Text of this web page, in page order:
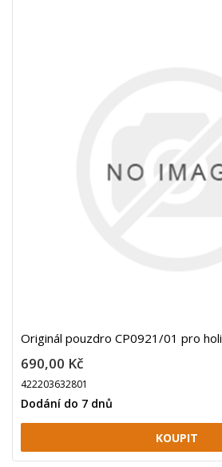
Originál pouzdro CP0921/01 pro
690,00 Kč
422203632801
Dodání do 7 dnů